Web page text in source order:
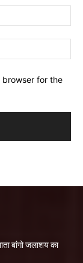
browser for the
बांगो जलाशय का